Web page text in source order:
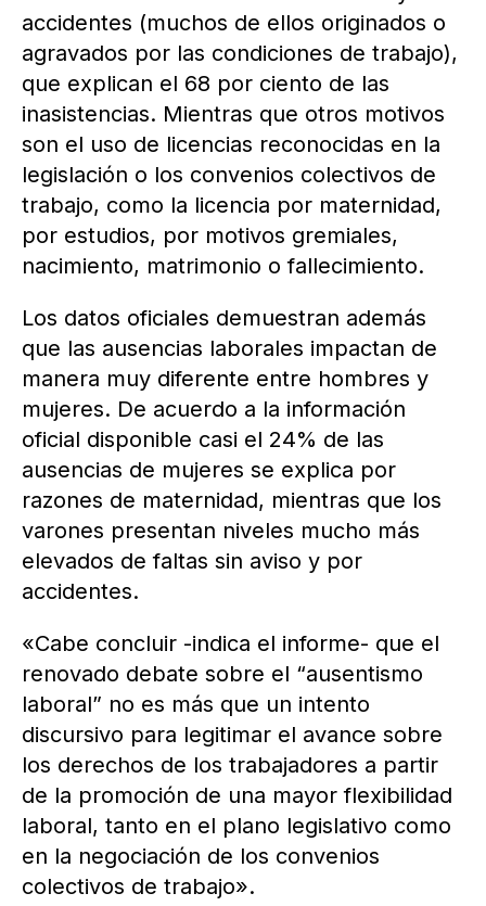
accidentes (muchos de ellos originados o
agravados por las condiciones de trabajo),
que explican el 68 por ciento de las
inasistencias. Mientras que otros motivos
son el uso de licencias reconocidas en la
legislación o los convenios colectivos de
trabajo, como la licencia por maternidad,
por estudios, por motivos gremiales,
nacimiento, matrimonio o fallecimiento.
Los datos oficiales demuestran además
que las ausencias laborales impactan de
manera muy diferente entre hombres y
mujeres. De acuerdo a la información
oficial disponible casi el 24% de las
ausencias de mujeres se explica por
razones de maternidad, mientras que los
varones presentan niveles mucho más
elevados de faltas sin aviso y por
accidentes.
«Cabe concluir -indica el informe- que el
renovado debate sobre el “ausentismo
laboral” no es más que un intento
discursivo para legitimar el avance sobre
los derechos de los trabajadores a partir
de la promoción de una mayor flexibilidad
laboral, tanto en el plano legislativo como
en la negociación de los convenios
colectivos de trabajo».